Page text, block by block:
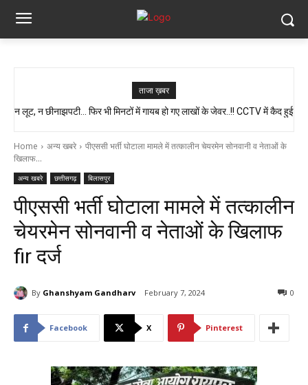
ताजा ख़बर
स्वास्थ्य मंत्री श्याम बिहारी जायसवाल का बड़ा बयान, कहा- प्रदेश में कोई भी झोलाछाप
न लूट, न छीनाझपटी… फिर भी मिनटों में गायब हो गए लाखों के जेवर..!! CCTV में कैद हुई
Home अन्य खबरे
पीएससी भर्ती घोटाला मामले में तत्कालीन चेयरमेन सोनवानी व नेताओं के
खिलाफ...
अन्य खबरे छत्तीसगढ़ बिलासपुर
पीएससी भर्ती घोटाला मामले में तत्कालीन
चेयरमेन सोनवानी व नेताओं के खिलाफ
fir दर्ज
By Ghanshyam Gandharv February 7, 2024 0
Facebook X Pinterest